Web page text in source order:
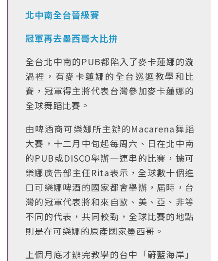
北中南全台晉級賽
冠軍再去墨西哥大比拚
全台北中南的PUB都陷入了麥卡蓮娜的漩
渦裡，有麥卡蓮娜的全台巡迴教學和比
賽，冠軍得主將代表台灣參加麥卡蓮娜的
全球舞蹈比賽。
由啤酒商可樂娜所主辦的Macarena舞蹈
大賽，十二月中旬起每周六、日在北中南
的PUB或DISCO舉辦一連串的比賽，據可
樂娜廣告部主任Rita表示，全球數十個進
口可樂娜啤酒的國家都會舉辦，屆時，台
灣的冠軍代表將和來自歐、美、亞、非等
不同的代表，共同較勁，全球比賽的地點
則是在可樂娜的原產國家墨西哥。
上個月底才辦完教學的台中「蔚藍海岸」